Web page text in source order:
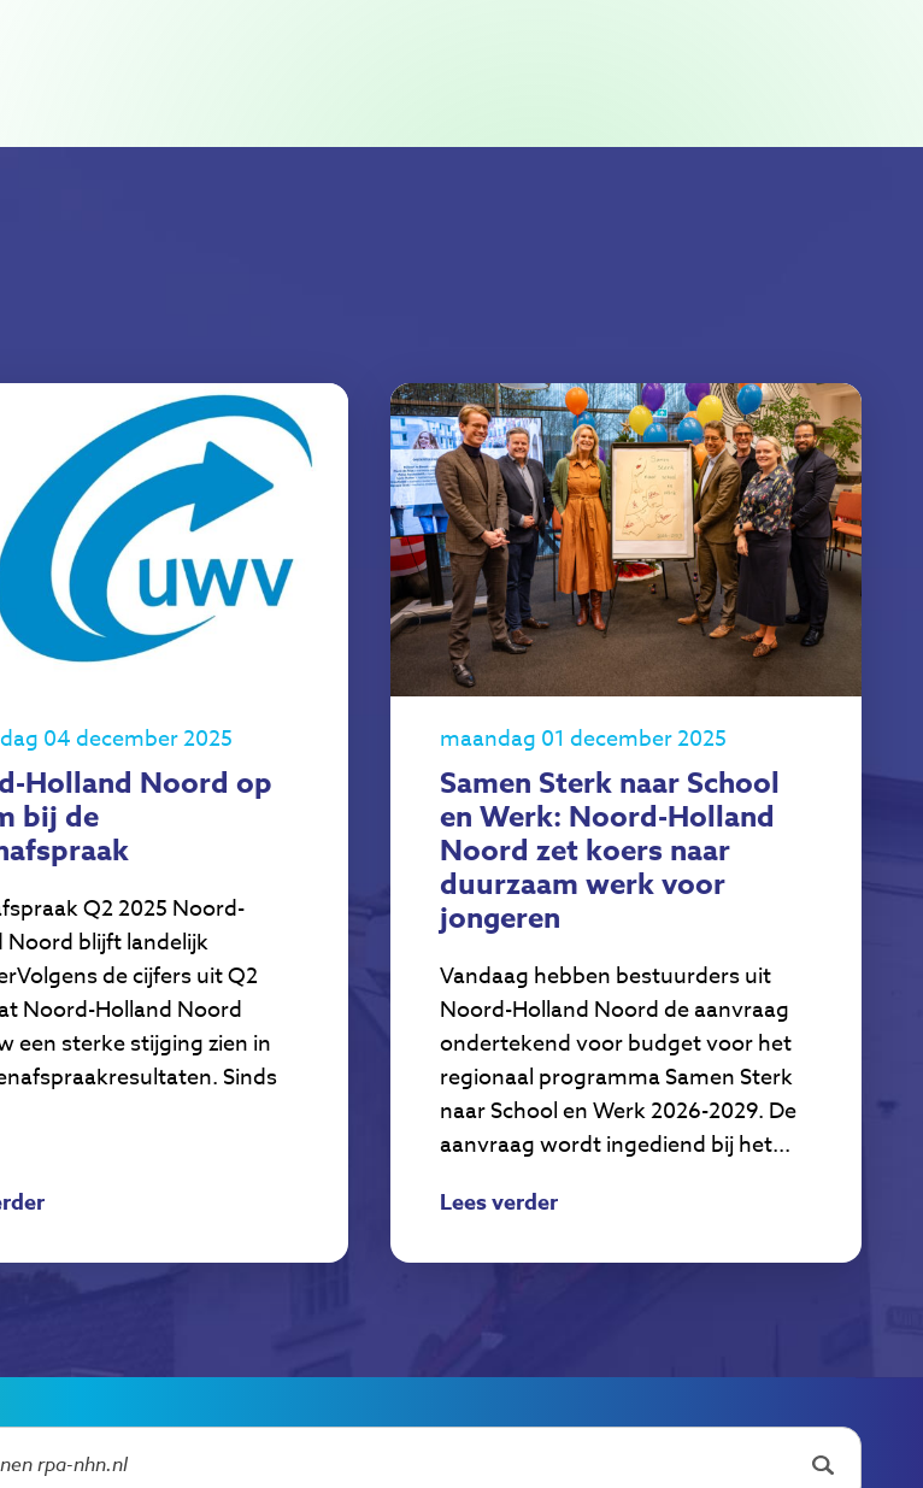
04 december 2025
Holland Noord op
bij de
Q2 2025 Noord-
Noord blijft landelijk
de cijfers uit Q2
Noord-Holland Noord
een sterke stijging zien in
Sinds
maandag 01 december 2025
Samen Sterk naar School
en Werk: Noord-Holland
Noord zet koers naar
duurzaam werk voor
jongeren
Vandaag hebben bestuurders uit
Noord-Holland Noord de aanvraag
ondertekend voor budget voor het
regionaal programma Samen Sterk
naar School en Werk 2026-2029. De
aanvraag wordt ingediend bij het...
Lees verder